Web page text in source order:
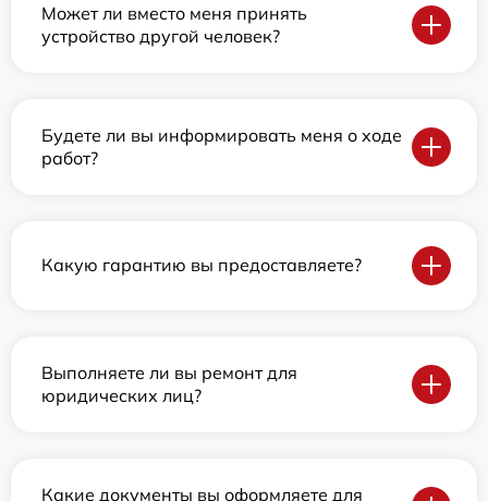
Может ли вместо меня принять
устройство другой человек?
Будете ли вы информировать меня о ходе
работ?
Какую гарантию вы предоставляете?
Выполняете ли вы ремонт для
юридических лиц?
Какие документы вы оформляете для